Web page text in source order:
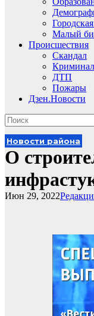
Малый
Происшествия
Скандал
Криминал
ДТП
Пожары
Дзен.Новости
Новости района
О
Июн 29, 2022